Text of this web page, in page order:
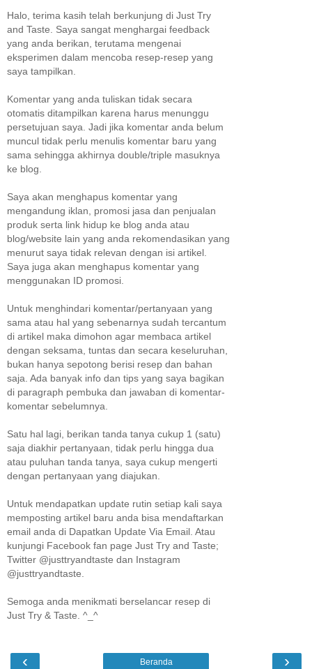
Halo, terima kasih telah berkunjung di Just Try
and Taste. Saya sangat menghargai feedback
yang anda berikan, terutama mengenai
eksperimen dalam mencoba resep-resep yang
saya tampilkan.
Komentar yang anda tuliskan tidak secara
otomatis ditampilkan karena harus menunggu
persetujuan saya. Jadi jika komentar anda belum
muncul tidak perlu menulis komentar baru yang
sama sehingga akhirnya double/triple masuknya
ke blog.
Saya akan menghapus komentar yang
mengandung iklan, promosi jasa dan penjualan
produk serta link hidup ke blog anda atau
blog/website lain yang anda rekomendasikan yang
menurut saya tidak relevan dengan isi artikel.
Saya juga akan menghapus komentar yang
menggunakan ID promosi.
Untuk menghindari komentar/pertanyaan yang
sama atau hal yang sebenarnya sudah tercantum
di artikel maka dimohon agar membaca artikel
dengan seksama, tuntas dan secara keseluruhan,
bukan hanya sepotong berisi resep dan bahan
saja. Ada banyak info dan tips yang saya bagikan
di paragraph pembuka dan jawaban di komentar-
komentar sebelumnya.
Satu hal lagi, berikan tanda tanya cukup 1 (satu)
saja diakhir pertanyaan, tidak perlu hingga dua
atau puluhan tanda tanya, saya cukup mengerti
dengan pertanyaan yang diajukan.
Untuk mendapatkan update rutin setiap kali saya
memposting artikel baru anda bisa mendaftarkan
email anda di Dapatkan Update Via Email. Atau
kunjungi Facebook fan page Just Try and Taste;
Twitter @justtryandtaste dan Instagram
@justtryandtaste.
Semoga anda menikmati berselancar resep di
Just Try & Taste. ^_^
‹ ›
Beranda